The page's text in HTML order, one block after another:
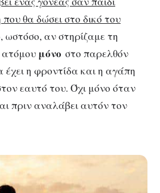
θα δώσει στο δικό του
ωστόσο, αν στηρίζαμε τη
ατόμου μόνο στο παρελθόν
η φροντίδα και η αγάπη
εαυτό του. Όχι μόνο όταν
πριν αναλάβει αυτόν τον